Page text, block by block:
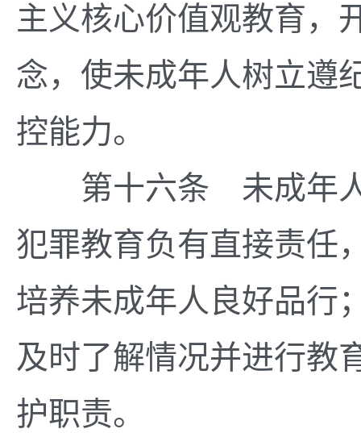
主义核心价值观教育，
念，使未成年人树立遵
控能力。
第十六条 未成年人
犯罪教育负有直接责任
培养未成年人良好品行
及时了解情况并进行教
护职责。